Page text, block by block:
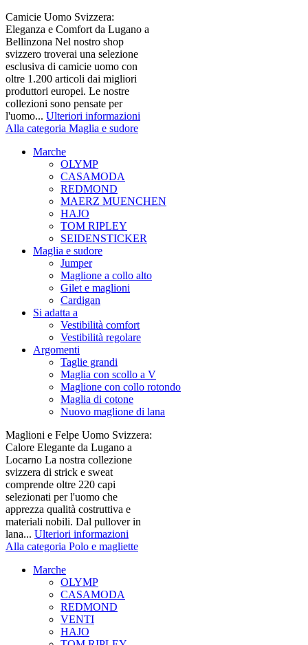
Camicie Uomo Svizzera:
Eleganza e Comfort da Lugano a
Bellinzona Nel nostro shop
svizzero troverai una selezione
esclusiva di camicie uomo con
oltre 1.200 articoli dai migliori
produttori europei. Le nostre
collezioni sono pensate per
l'uomo... Ulteriori informazioni
Alla categoria Maglia e sudore
Marche
OLYMP
CASAMODA
REDMOND
MAERZ MUENCHEN
HAJO
TOM RIPLEY
SEIDENSTICKER
Maglia e sudore
Jumper
Maglione a collo alto
Gilet e maglioni
Cardigan
Si adatta a
Vestibilità comfort
Vestibilità regolare
Argomenti
Taglie grandi
Maglia con scollo a V
Maglione con collo rotondo
Maglia di cotone
Nuovo maglione di lana
Maglioni e Felpe Uomo Svizzera:
Calore Elegante da Lugano a
Locarno La nostra collezione
svizzera di strick e sweat
comprende oltre 220 capi
selezionati per l'uomo che
apprezza qualità costruttiva e
materiali nobili. Dal pullover in
lana... Ulteriori informazioni
Alla categoria Polo e magliette
Marche
OLYMP
CASAMODA
REDMOND
VENTI
HAJO